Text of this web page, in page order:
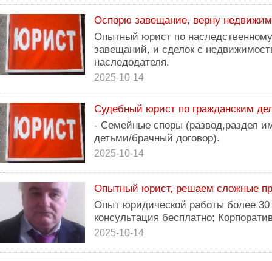
Оспорю завещание, верну
Опытный юрист по
завещаний, и сделок с
наследодателя.
2025-10-14
Судебный юрист по гражданским
- Семейные споры (развод,раздел
детьми/брачный договор).
2025-10-14
Опытный юрист, решаем сложные
Опыт юридической работы более
консультация бесплатно;
2025-10-14